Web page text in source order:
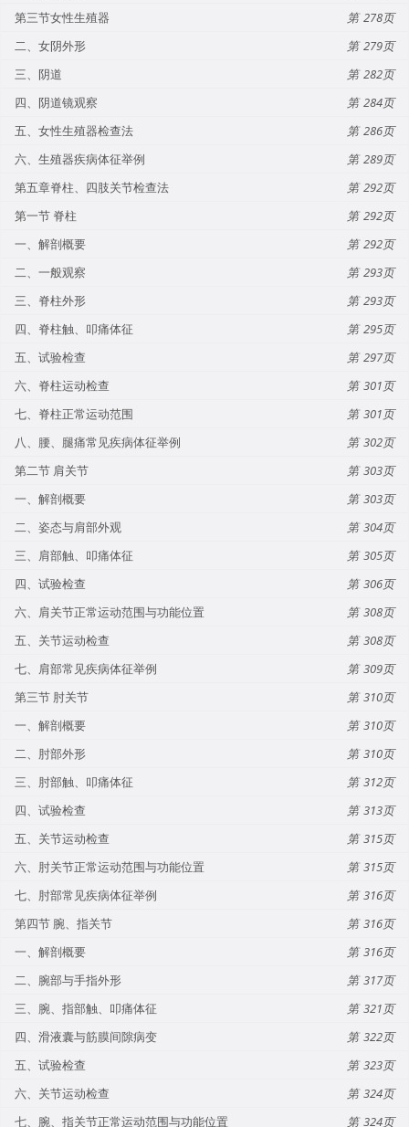
第三节女性生殖器
278
二、女阴外形
279
三、阴道
282
四、阴道镜观察
284
五、女性生殖器检查法
286
六、生殖器疾病体征举例
289
第五章脊柱、四肢关节检查法
292
第一节 脊柱
292
一、解剖概要
292
二、一般观察
293
三、脊柱外形
293
四、脊柱触、叩痛体征
295
五、试验检查
297
六、脊柱运动检查
301
七、脊柱正常运动范围
301
八、腰、腿痛常见疾病体征举例
302
第二节 肩关节
303
一、解剖概要
303
二、姿态与肩部外观
304
三、肩部触、叩痛体征
305
四、试验检查
306
六、肩关节正常运动范围与功能位置
308
五、关节运动检查
308
七、肩部常见疾病体征举例
309
第三节 肘关节
310
一、解剖概要
310
二、肘部外形
310
三、肘部触、叩痛体征
312
四、试验检查
313
五、关节运动检查
315
六、肘关节正常运动范围与功能位置
315
七、肘部常见疾病体征举例
316
第四节 腕、指关节
316
一、解剖概要
316
二、腕部与手指外形
317
三、腕、指部触、叩痛体征
321
四、滑液囊与筋膜间隙病变
322
五、试验检查
323
六、关节运动检查
324
七、腕、指关节正常运动范围与功能位置
324